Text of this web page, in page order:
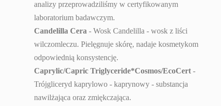
analizy przeprowadziliśmy w certyfikowanym
laboratorium badawczym.
Candelilla Cera - Wosk Candelilla - wosk z liści
wilczomleczu. Pielęgnuje skórę, nadaje kosmetykom
odpowiednią konsystencję.
Caprylic/Capric Triglyceride*Cosmos/EcoCert -
Trójgliceryd kaprylowo - kaprynowy - substancja
nawilżająca oraz zmiękczająca.